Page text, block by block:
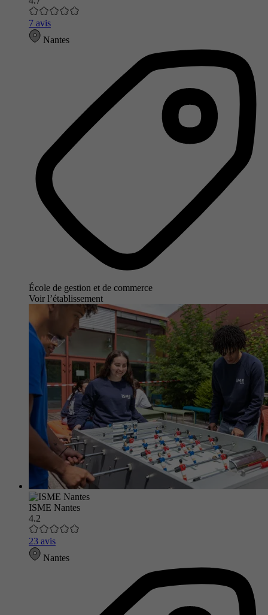
7 avis
Nantes
École de gestion et de commerce
Voir l’établissement
ISME Nantes
4.2
23 avis
Nantes